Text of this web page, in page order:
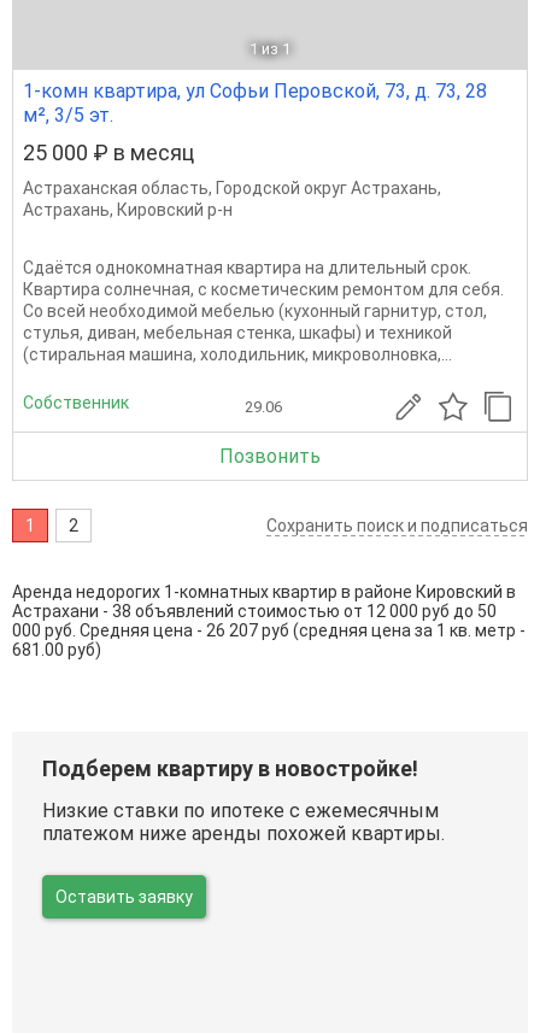
1 из 1
1-комн квартира, ул Софьи Перовской, 73, д. 73, 28
м², 3/5 эт.
25 000 ₽ в месяц
Астраханская область, Городской округ Астрахань,
Астрахань, Кировский р-н
Сдаётся однокомнатная квартира на длительный срок.
Квартира солнечная, с косметическим ремонтом для себя.
Со всей необходимой мебелью (кухонный гарнитур, стол,
стулья, диван, мебельная стенка, шкафы) и техникой
(стиральная машина, холодильник, микроволновка,...
Собственник 29.06
Позвонить
1 2 Сохранить поиск и подписаться
Аренда недорогих 1-комнатных квартир в районе Кировский в
Астрахани - 38 объявлений стоимостью от 12 000 руб до 50
000 руб. Средняя цена - 26 207 руб (средняя цена за 1 кв. метр -
681.00 руб)
Подберем квартиру в новостройке!
Низкие ставки по ипотеке с ежемесячным
платежом ниже аренды похожей квартиры.
Оставить заявку